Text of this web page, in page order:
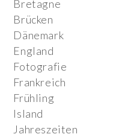
Bretagne
Brücken
Dänemark
England
Fotografie
Frankreich
Frühling
Island
Jahreszeiten